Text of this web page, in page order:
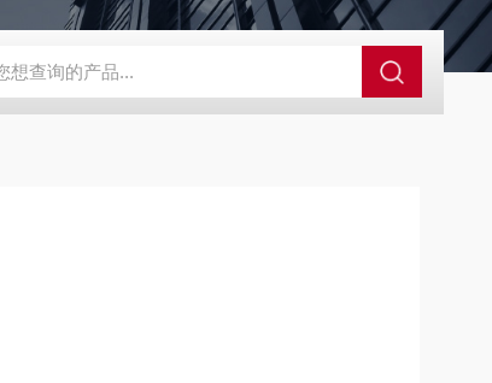
50Kv绝缘材料电压击穿强度试验机 GCDDJ-100Kv